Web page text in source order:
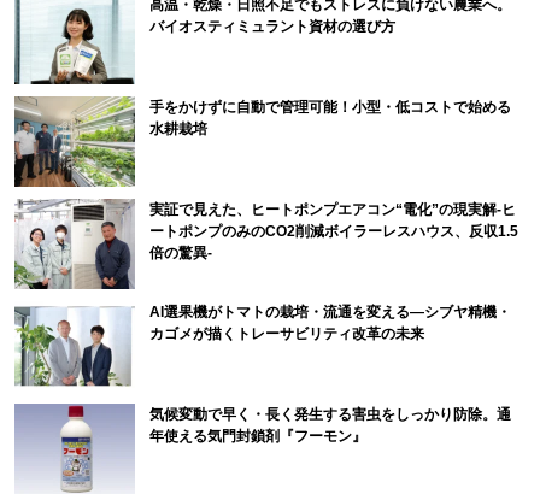
高温・乾燥・日照不足でもストレスに負けない農業へ。
バイオスティミュラント資材の選び方
手をかけずに自動で管理可能！小型・低コストで始める
水耕栽培
実証で見えた、ヒートポンプエアコン“電化”の現実解-ヒ
ートポンプのみのCO2削減ボイラーレスハウス、反収1.5
倍の驚異-
AI選果機がトマトの栽培・流通を変える―シブヤ精機・
カゴメが描くトレーサビリティ改革の未来
気候変動で早く・長く発生する害虫をしっかり防除。通
年使える気門封鎖剤『フーモン』